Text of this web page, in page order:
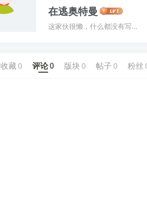
在逃奥特曼
这家伙很懒，什么都没有写...
收藏 0 评论0 版块 0 帖子 0 粉丝